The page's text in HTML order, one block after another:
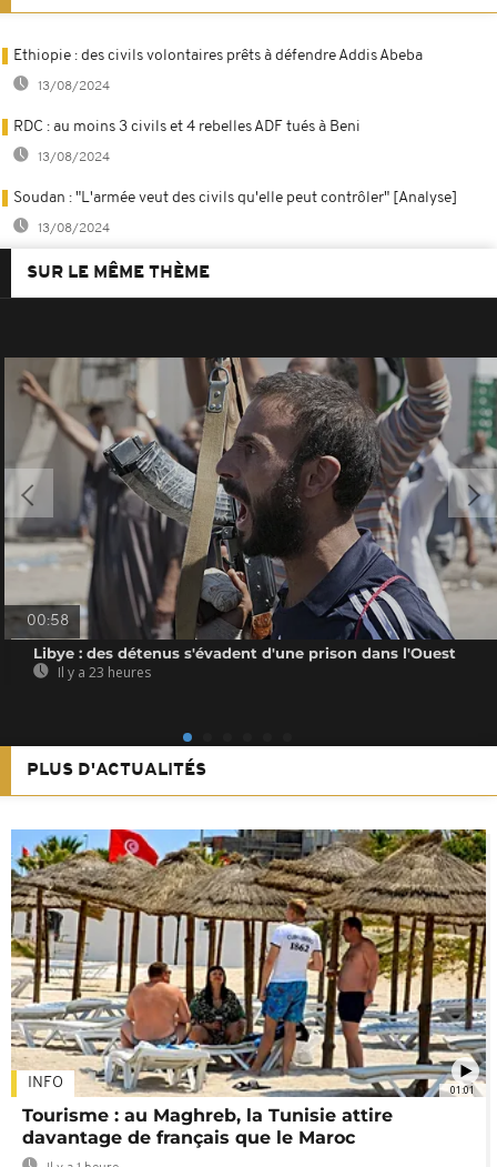
Ethiopie : des civils volontaires prêts à défendre Addis Abeba
13/08/2024
RDC : au moins 3 civils et 4 rebelles ADF tués à Beni
13/08/2024
Soudan : "L'armée veut des civils qu'elle peut contrôler" [Analyse]
13/08/2024
SUR LE MÊME THÈME
00:58
Libye : des détenus s'évadent d'une prison dans l'Ouest
Il y a 23 heures
PLUS D'ACTUALITÉS
01:01
INFO
Tourisme : au Maghreb, la Tunisie attire
davantage de français que le Maroc